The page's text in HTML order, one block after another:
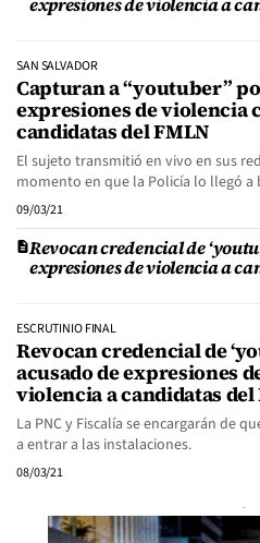
SAN SALVADOR
Capturan a “youtuber”
expresiones de violencia
candidatas del FMLN
El sujeto transmitió en vivo en sus
momento en que la Policía lo llegó a
09/03/21
Revocan credencial de
expresiones de violencia a
ESCRUTINIO FINAL
Revocan credencial de
acusado de expresiones
violencia a candidatas del
La PNC y Fiscalía se encargarán de
a entrar a las instalaciones.
08/03/21